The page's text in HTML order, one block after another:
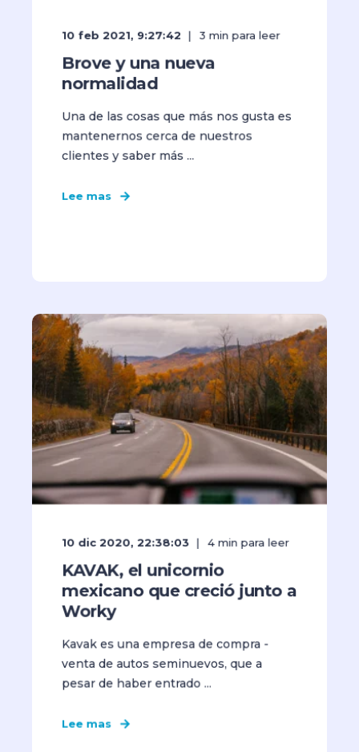
10 feb 2021, 9:27:42 3 min para leer
Brove y una nueva
normalidad
Una de las cosas que más nos gusta es
mantenernos cerca de nuestros
clientes y saber más ...
Lee mas
10 dic 2020, 22:38:03 4 min para leer
KAVAK, el unicornio
mexicano que creció junto a
Worky
Kavak es una empresa de compra -
venta de autos seminuevos, que a
pesar de haber entrado ...
Lee mas